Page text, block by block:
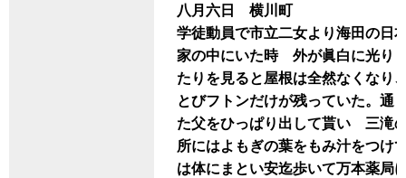
八月六日 横川町
学徒動員で市立二女より海田の日
家の中にいた時 外が眞白に光り
たりを見ると屋根は全然なくなり
とびフトンだけが残っていた。
た父をひっぱり出して貰い 三滝
所にはよもぎの葉をもみ汁をつけ
は体にまとい安迄歩いて万本薬局